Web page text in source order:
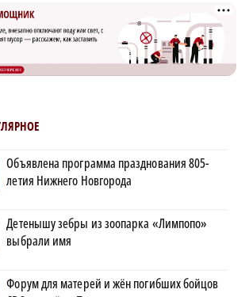
Объявлена программа празднования 805-
летия Нижнего Новгорода
Детенышу зебры из зоопарка «Лимпопо»
выбрали имя
Форум для матерей и жён погибших бойцов